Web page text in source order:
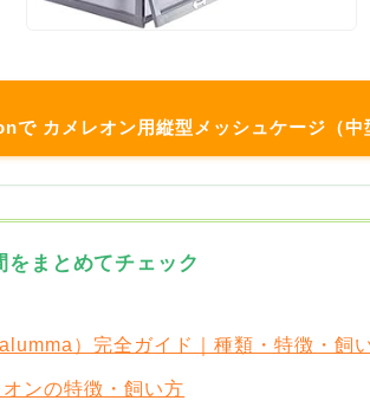
で カメレオン用縦型メッシュケージ（中
をまとめてチェック
）完全ガイド｜種類・特徴・飼
ンの特徴・飼い方